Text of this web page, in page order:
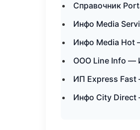
Справочник
Инфо Media
Инфо Media Hot
ООО Line Info —
ИП Express
Инфо City Direct